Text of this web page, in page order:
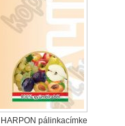
HARPON pálinkacímke